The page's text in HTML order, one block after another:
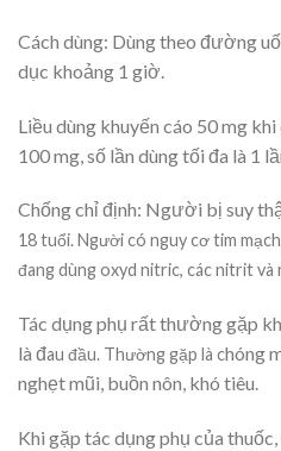
Cách dùng: Dùng theo đường
dục khoảng 1 giờ.
Liều dùng khuyến cáo 50 mg
100 mg, số lần dùng tối đa là 1
Chống chỉ định: Người bị suy
18 tuổi. Người có nguy cơ tim
đang dùng oxyd nitric, các nitrit
Tác dụng phụ rất thường gặp
là đau đầu. Thường gặp là chóng
nghẹt mũi, buồn nôn, khó tiêu.
Khi gặp tác dụng phụ của